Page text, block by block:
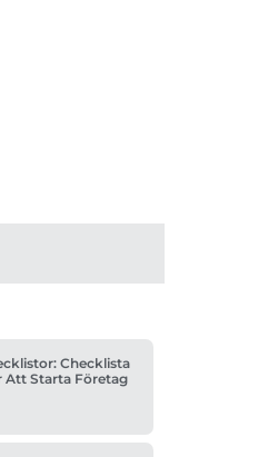
Checklista
Att Starta Företag